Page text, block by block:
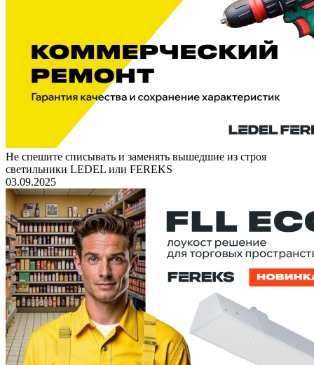
Не спешите списывать и заменять вышедшие из строя
светильники LEDEL или FEREKS
03.09.2025